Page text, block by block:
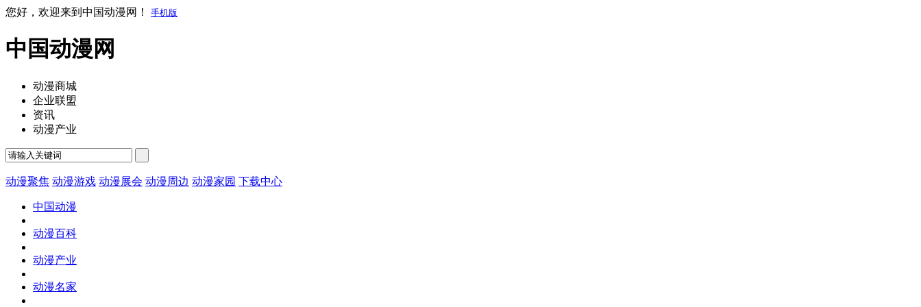
您好，欢迎来到中国动漫网！ 手机版
中国动漫网
动漫商城
企业联盟
资讯
动漫产业
动漫聚焦 动漫游戏 动漫展会 动漫周边 动漫家园 下载中心
中国动漫
动漫百科
动漫产业
动漫名家